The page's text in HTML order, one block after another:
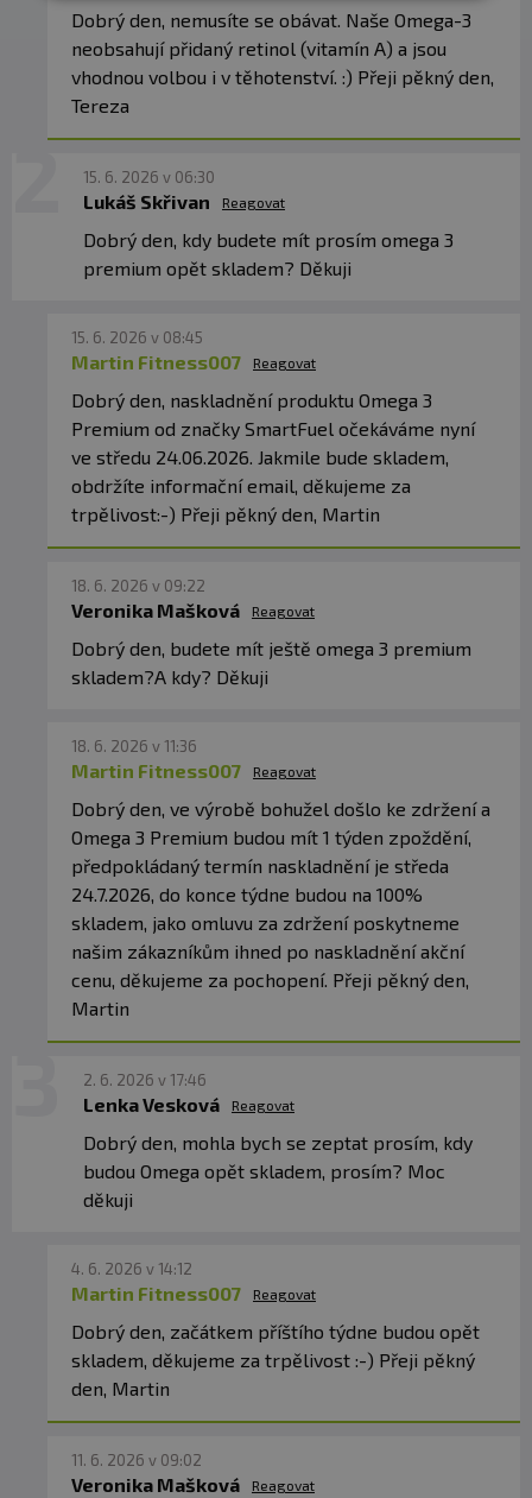
Forma rTG kombinuje hlavní výhody přirozených
triglyceridů s vysokou koncentrací EPA a DHA
, která je
typická pro ethylestery. Oproti nim však nabízí lepší
OXIDACE: KLÍČOVÝ A ČASTO OPOMÍJENÝ PARAMETR
U omega-3 není důležitá jen dávka, ale také stabilita
oleje v čase. Proto je při výrobě kladen důraz na
postupy, které minimalizují oxidaci a zajišťují
číslo (AV) a celkové oxidační číslo (TOTOX).
Rybí olej pro Omega 3 Premium od Smartfuel byl
testován v nezávislé laboratoři ALS Czech Republic s
následujícími výsledky:
PV:1,31
AV: 7,63
TOTOX:10,25
Těchto hodnot je dosaženo díky použití čerstvého
oleje, kvalitních softgelových kapslí, plnění v
ochranné atmosféře dusíku a přidání malého
NEJČASTĚJŠÍ OTÁZKY ZÁKAZNÍKŮ
PROČ JE FORMA RTG LEPŠÍ NEŽ BĚŽNÉ OMEGA-
3?
Re-esterifikované triglyceridy (rTG) mají vyšší
biologickou dostupnost než běžné ethylestery,
takže organismus dokáže EPA a DHA efektivněji
využít.
Přítomnost tuku ve stravě podporuje vstřebávání
omega-3 mastných kyselin.
KOLIK KAPSLÍ DENNĚ UŽÍVAT?
Doporučená denní dávka jsou
MÁ PRODUKT RYBÍ PACHUŤ?
výrobě je rybí pachuť výrazně omezena.
JE VHODNÝ PRO DLOUHODOBÉ UŽÍVÁNÍ?
každodenní dlouhodobou suplementaci.
Dobrý den, nemusíte se obávat. Naše Omega-3
neobsahují přidaný retinol (vitamín A) a jsou
vhodnou volbou i v těhotenství. :) Přeji pěkný den,
Tereza
15. 6. 2026 v 06:30
Lukáš Skřivan Reagovat
Dobrý den, kdy budete mít prosím omega 3
premium opět skladem? Děkuji
15. 6. 2026 v 08:45
Martin Fitness007 Reagovat
Dobrý den, naskladnění produktu Omega 3
Premium od značky SmartFuel očekáváme nyní
ve středu 24.06.2026. Jakmile bude skladem,
obdržíte informační email, děkujeme za
trpělivost:-) Přeji pěkný den, Martin
18. 6. 2026 v 09:22
Veronika Mašková Reagovat
Dobrý den, budete mít ještě omega 3 premium
skladem?A kdy? Děkuji
18. 6. 2026 v 11:36
Martin Fitness007 Reagovat
Dobrý den, ve výrobě bohužel došlo ke zdržení a
Omega 3 Premium budou mít 1 týden zpoždění,
předpokládaný termín naskladnění je středa
24.7.2026, do konce týdne budou na 100%
skladem, jako omluvu za zdržení poskytneme
našim zákazníkům ihned po naskladnění akční
cenu, děkujeme za pochopení. Přeji pěkný den,
Martin
2. 6. 2026 v 17:46
Lenka Vesková Reagovat
Dobrý den, mohla bych se zeptat prosím, kdy
budou Omega opět skladem, prosím? Moc
děkuji
4. 6. 2026 v 14:12
Martin Fitness007 Reagovat
Dobrý den, začátkem příštího týdne budou opět
skladem, děkujeme za trpělivost :-) Přeji pěkný
den, Martin
11. 6. 2026 v 09:02
Veronika Mašková Reagovat